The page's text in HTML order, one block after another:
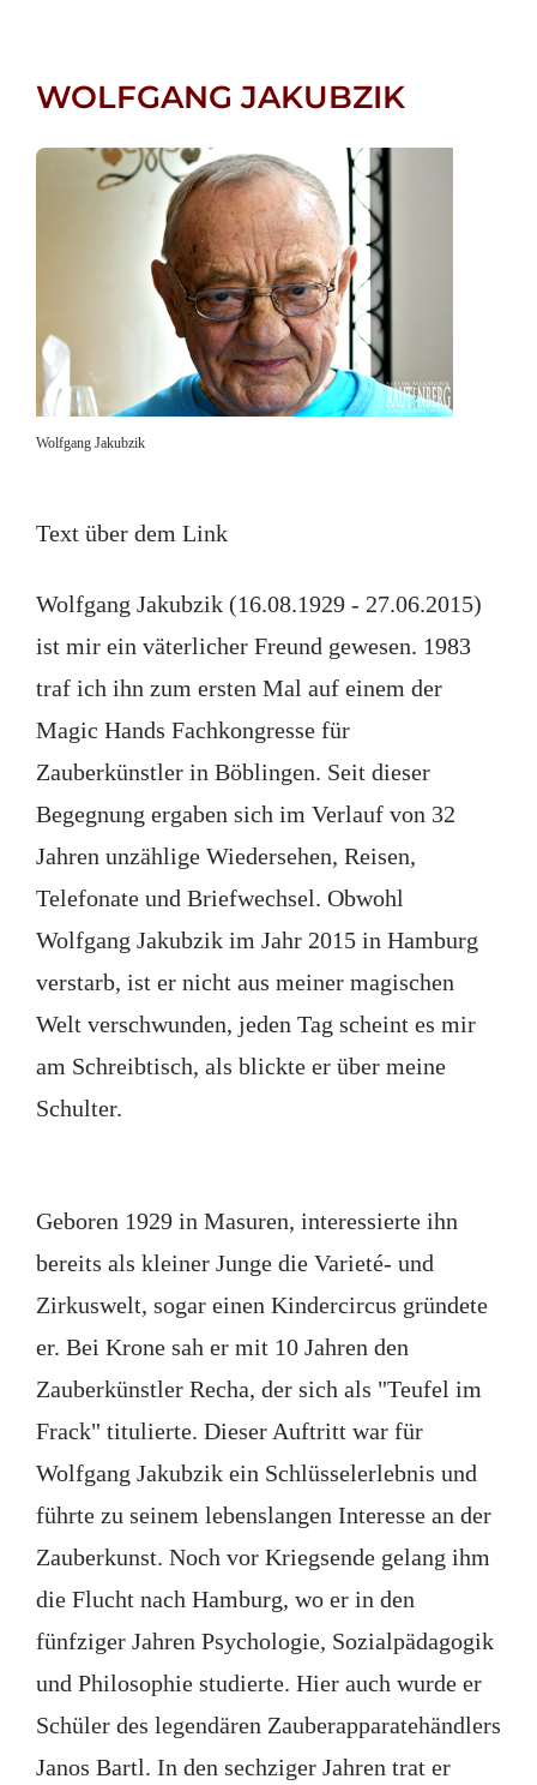
WOLFGANG JAKUBZIK
Wolfgang Jakubzik
Text über dem Link
Wolfgang Jakubzik (16.08.1929 - 27.06.2015)
ist mir ein väterlicher Freund gewesen. 1983
traf ich ihn zum ersten Mal auf einem der
Magic Hands Fachkongresse für
Zauberkünstler in Böblingen. Seit dieser
Begegnung ergaben sich im Verlauf von 32
Jahren unzählige Wiedersehen, Reisen,
Telefonate und Briefwechsel. Obwohl
Wolfgang Jakubzik im Jahr 2015 in Hamburg
verstarb, ist er nicht aus meiner magischen
Welt verschwunden, jeden Tag scheint es mir
am Schreibtisch, als blickte er über meine
Schulter.
Geboren 1929 in Masuren, interessierte ihn
bereits als kleiner Junge die Varieté- und
Zirkuswelt, sogar einen Kindercircus gründete
er. Bei Krone sah er mit 10 Jahren den
Zauberkünstler Recha, der sich als "Teufel im
Frack" titulierte. Dieser Auftritt war für
Wolfgang Jakubzik ein Schlüsselerlebnis und
führte zu seinem lebenslangen Interesse an der
Zauberkunst. Noch vor Kriegsende gelang ihm
die Flucht nach Hamburg, wo er in den
fünfziger Jahren Psychologie, Sozialpädagogik
und Philosophie studierte. Hier auch wurde er
Schüler des legendären Zauberapparatehändlers
Janos Bartl. In den sechziger Jahren trat er